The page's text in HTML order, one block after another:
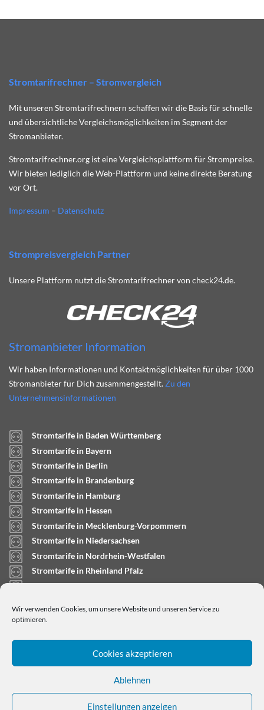
Wir verwenden Cookies, um unsere Website und unseren Service zu
optimieren.
Cookies akzeptieren
Ablehnen
Einstellungen anzeigen
Stromtarifrechner – Stromvergleich
Mit unseren Stromtarifrechnern schaffen wir die Basis für schnelle
und übersichtliche Vergleichsmöglichkeiten im Segment der
Stromanbieter.
Stromtarifrechner.org ist eine Vergleichsplattform für Strompreise.
Wir bieten lediglich die Web-Plattform und keine direkte Beratung
vor Ort.
Impressum – Datenschutz
Strompreisvergleich Partner
Unsere Plattform nutzt die Stromtarifrechner von check24.de.
Stromanbieter Information
Wir haben Informationen und Kontaktmöglichkeiten für über 1000
Stromanbieter für Dich zusammengestellt. Zu den
Unternehmensinformationen
Stromtarife in Baden Württemberg
Stromtarife in Bayern
Stromtarife in Berlin
Stromtarife in Brandenburg
Stromtarife in Hamburg
Stromtarife in Hessen
Stromtarife in Mecklenburg-Vorpommern
Stromtarife in Niedersachsen
Stromtarife in Nordrhein-Westfalen
Stromtarife in Rheinland Pfalz
Stromtarife in Saarland
Stromtarife in Schleswig-Holstein